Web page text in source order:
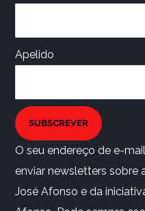
Apelido
SUBSCREVER
O seu endereço de e-
enviar newsletters sobre
José Afonso e da